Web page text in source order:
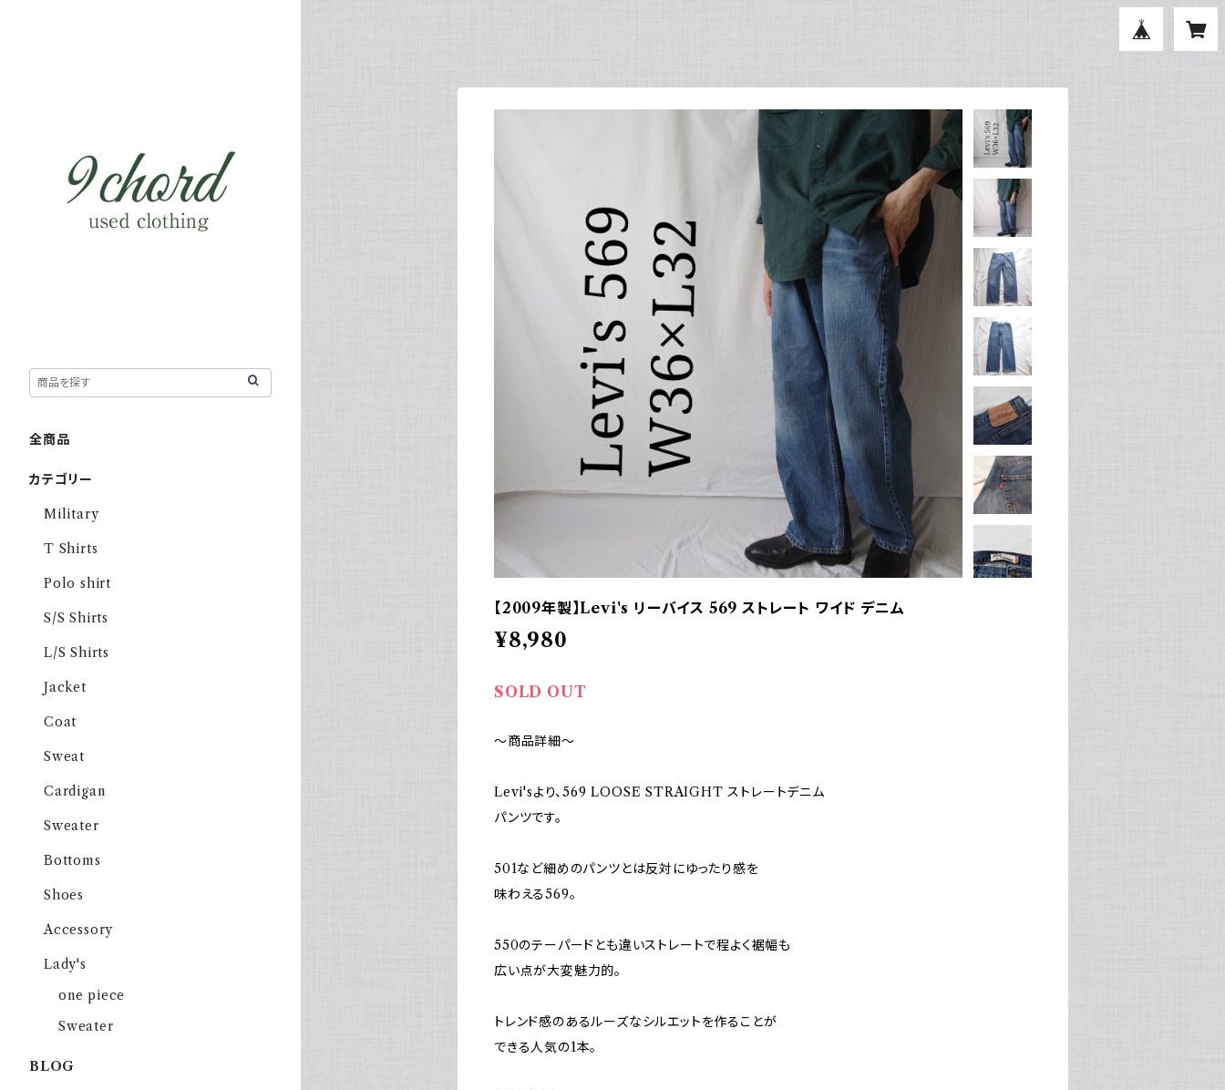
【2009年製】Levi's リーバイス 569 ストレート ワイド デニム
¥8,980
SOLD OUT
～商品詳細～
Levi'sより、569 LOOSE STRAIGHT ストレートデニム
パンツです。
501など細めのパンツとは反対にゆったり感を
味わえる569。
550のテーパードとも違いストレートで程よく裾幅も
広い点が大変魅力的。
トレンド感のあるルーズなシルエットを作ることが
できる人気の1本。
全商品
カテゴリー
Military
T Shirts
Polo shirt
S/S Shirts
L/S Shirts
Jacket
Coat
Sweat
Cardigan
Sweater
Bottoms
Shoes
Accessory
Lady's
one piece
Sweater
BLOG